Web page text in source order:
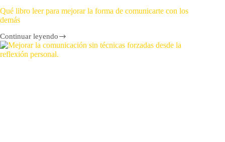
Qué libro leer para mejorar la forma de comunicarte con los
demás
Continuar leyendo